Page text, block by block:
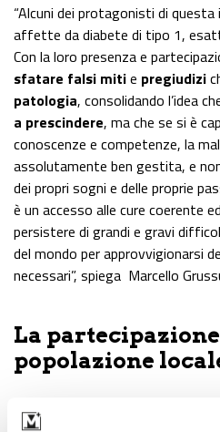
“Alcuni dei protagonisti di
affette da diabete di tipo 1,
Con la loro presenza e
sfatare falsi mitie pregiudizi
patologia, consolidando l’idea
a prescindere, ma che se si è
conoscenze e competenze, la
assolutamente ben gestita, e
dei propri sogni e delle proprie
è un accesso alle cure coerente
persistere di grandi e gravi
del mondo per approvvigionarsi
necessari”, spiega Marcello
La
popolazione